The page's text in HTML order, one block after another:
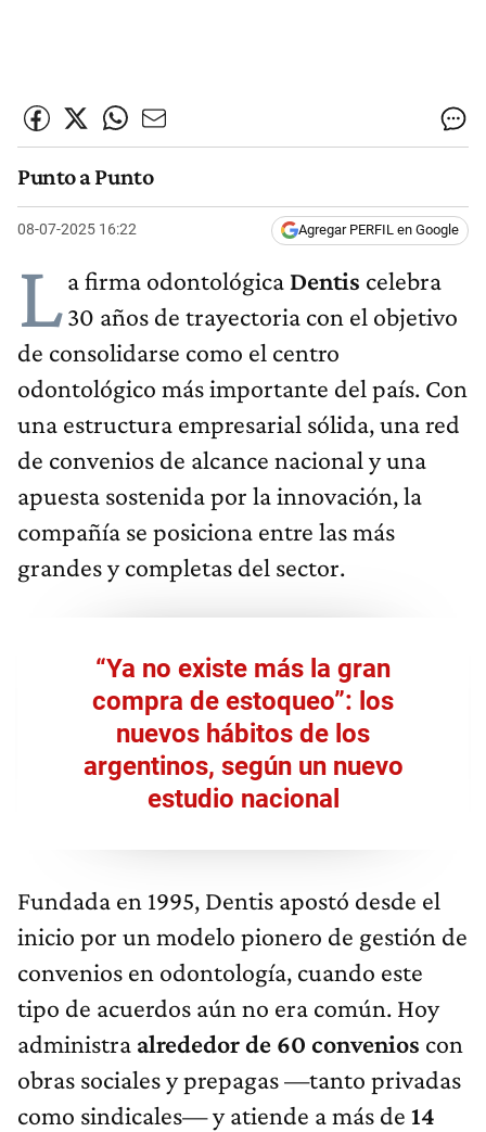
Punto a Punto
08-07-2025 16:22 Agregar PERFIL en Google
La firma odontológica Dentis celebra
30 años de trayectoria con el objetivo
de consolidarse como el centro
odontológico más importante del país. Con
una estructura empresarial sólida, una red
de convenios de alcance nacional y una
apuesta sostenida por la innovación, la
compañía se posiciona entre las más
grandes y completas del sector.
“Ya no existe más la gran
compra de estoqueo”: los
nuevos hábitos de los
argentinos, según un nuevo
estudio nacional
Fundada en 1995, Dentis apostó desde el
inicio por un modelo pionero de gestión de
convenios en odontología, cuando este
tipo de acuerdos aún no era común. Hoy
administra alrededor de 60 convenios con
obras sociales y prepagas —tanto privadas
como sindicales— y atiende a más de 14